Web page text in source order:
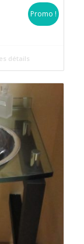
Promo !
détails